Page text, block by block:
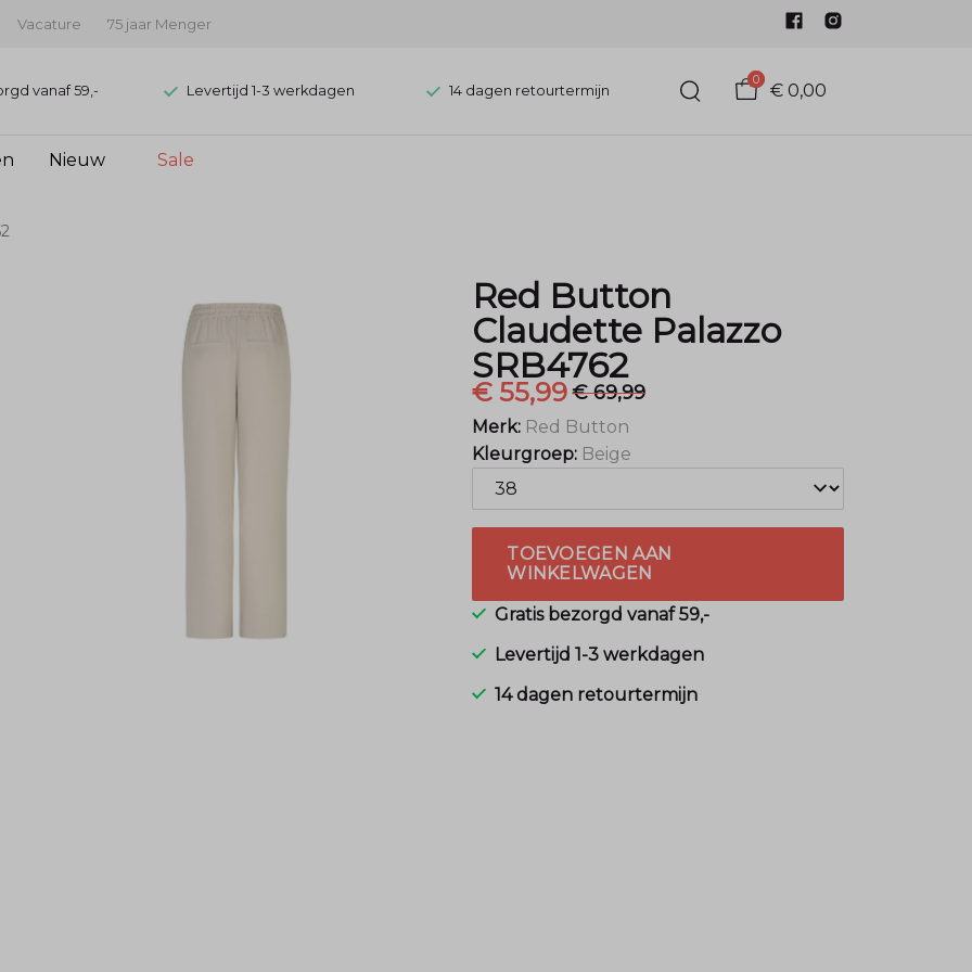
Vacature 75 jaar Menger
vanaf 59,- Levertijd 1-3 werkdagen 14 dagen retourtermijn
0
€ 0,00
Nieuw Sale
Red Button
Claudette Palazzo
SRB4762
€ 55,99€ 69,99
Merk: Red Button
Kleurgroep: Beige
TOEVOEGEN AAN
WINKELWAGEN
Gratis bezorgd vanaf 59,-
Levertijd 1-3 werkdagen
14 dagen retourtermijn